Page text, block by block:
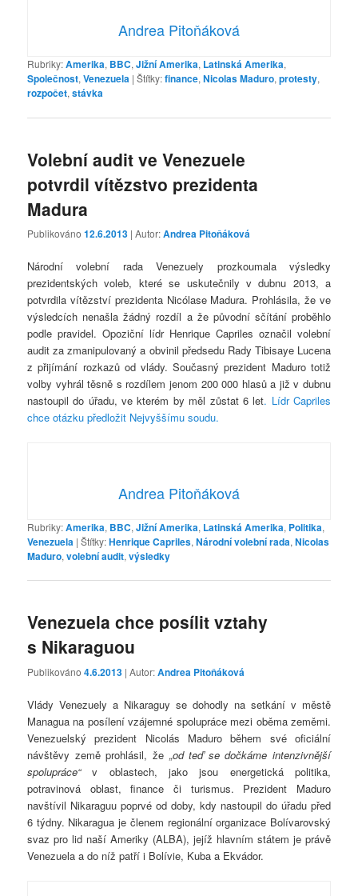
Andrea Pitoňáková
Rubriky:Amerika, BBC,Jižní Amerika, Latinská Amerika,
Společnost,Venezuela |Štítky:finance,Nicolas Maduro,protesty,
rozpočet,stávka
Volební audit ve Venezuele
potvrdil vítězstvo prezidenta
Madura
Publikováno12.6.2013 | Autor:Andrea Pitoňáková
Národní volební rada Venezuely prozkoumala výsledky
prezidentských voleb, které se uskutečnily v dubnu 2013, a
potvrdila vítězství prezidenta Nicólase Madura. Prohlásila, že ve
výsledcích nenašla žádný rozdíl a že původní sčítání proběhlo
podle pravidel. Opoziční lídr Henrique Capriles označil volební
audit za zmanipulovaný a obvinil předsedu Rady Tibisaye Lucena
z přijímání rozkazů od vlády. Současný prezident Maduro totiž
volby vyhrál těsně s rozdílem jenom 200 000 hlasů a již v dubnu
nastoupil do úřadu, ve kterém by měl zůstat 6 let. Lídr Capriles
chce otázku předložit Nejvyššímu soudu.
Andrea Pitoňáková
Rubriky:Amerika, BBC,Jižní Amerika, Latinská Amerika, Politika,
Venezuela |Štítky:Henrique Capriles,Národní volební rada,Nicolas
Maduro,volební audit,výsledky
Venezuela chce posílit vztahy
s Nikaraguou
Publikováno4.6.2013 | Autor:Andrea Pitoňáková
Vlády Venezuely a Nikaraguy se dohodly na setkání v městě
Managua na posílení vzájemné spolupráce mezi oběma zeměmi.
Venezuelský prezident Nicolás Maduro během své oficiální
návštěvy země prohlásil, že „od teď se dočkáme intenzivnější
spolupráce“v oblastech, jako jsou energetická politika,
potravinová oblast, finance či turismus. Prezident Maduro
navštívil Nikaraguu poprvé od doby, kdy nastoupil do úřadu před
6 týdny. Nikaragua je členem regionální organizace Bolívarovský
svaz pro lid naší Ameriky (ALBA), jejíž hlavním státem je právě
Venezuela a do níž patří i Bolívie, Kuba a Ekvádor.